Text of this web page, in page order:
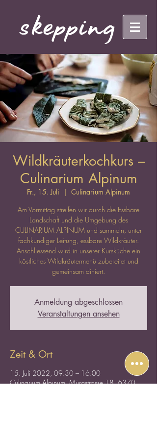
Wildkräuterkochkurs –
Culinarium Alpinum
Fr., 15. Juli
  |
Culinarium Alpinum
Am Vormittag streifen wir durch die Essbare
Landschaft und die Umgebung des
CULINARIUM ALPINUM und sammeln, unter
fachkundiger Leitung, essbare Wildkräuter.
Anschliessend wird in unserer Kursküche ein
köstliches Wildkräutermenü zubereitet und
gemeinsam diniert.
Anmeldung abgeschlossen
Veranstaltungen ansehen
Zeit & Ort
15. Juli 2022, 09:30 – 16:00
Culinarium Alpinum, Mürgstrasse 18, 6370